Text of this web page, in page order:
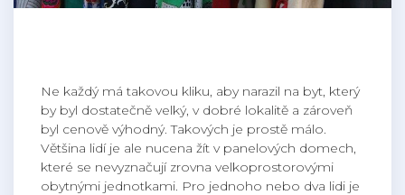
Ne každý má takovou kliku, aby narazil na byt, který
by byl dostatečně velký, v dobré lokalitě a zároveň
byl cenově výhodný. Takových je prostě málo.
Většina lidí je ale nucena žít v panelových domech,
které se nevyznačují zrovna velkoprostorovými
obytnými jednotkami. Pro jednoho nebo dva lidi je